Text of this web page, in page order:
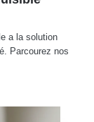
a la solution
Parcourez nos